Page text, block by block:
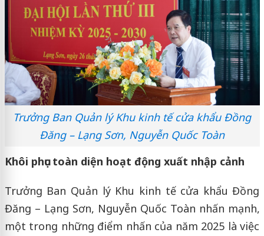
Trưởng Ban Quản lý Khu kinh tế cửa khẩu Đồng
Đăng – Lạng Sơn, Nguyễn Quốc Toàn
Khôi phục toàn diện hoạt động xuất nhập cảnh
Trưởng Ban Quản lý Khu kinh tế cửa khẩu Đồng
Đăng – Lạng Sơn, Nguyễn Quốc Toàn nhấn mạnh,
một trong những điểm nhấn của năm 2025 là việc